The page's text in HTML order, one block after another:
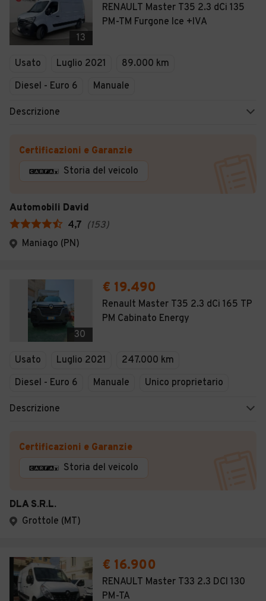
13
RENAULT Master T35 2.3 dCi 135
PM-TM Furgone Ice +IVA
Usato Luglio 2021
89.000 km
Diesel - Euro 6
Manuale
Descrizione
Certificazioni e Garanzie
Storia del veicolo
Automobili David
4,7 (153)
Maniago (PN)
30
€ 19.490
Renault Master T35 2.3 dCi 165 TP
PM Cabinato Energy
Usato Luglio 2021
247.000 km
Diesel - Euro 6
Manuale Unico proprietario
Descrizione
Certificazioni e Garanzie
Storia del veicolo
DLA S.R.L.
Grottole (MT)
€ 16.900
RENAULT Master T33 2.3 DCI 130
PM-TA